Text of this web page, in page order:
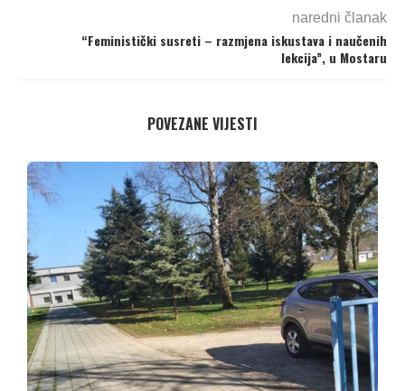
naredni članak
“Feministički susreti – razmjena iskustava i naučenih
lekcija”, u Mostaru
POVEZANE VIJESTI